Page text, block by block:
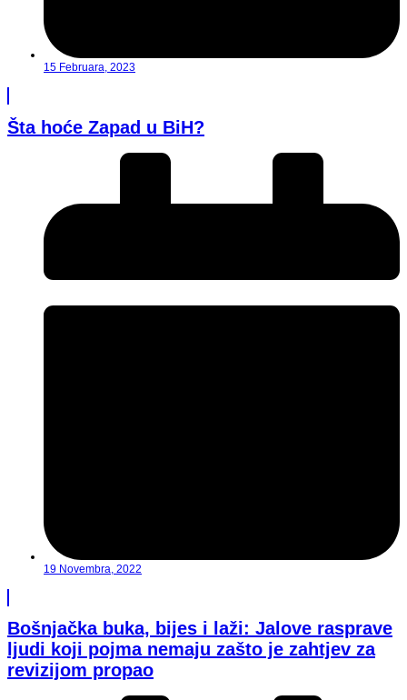
15 Februara, 2023
Šta hoće Zapad u BiH?
19 Novembra, 2022
Bošnjačka buka, bijes i laži: Jalove rasprave
ljudi koji pojma nemaju zašto je zahtjev za
revizijom propao